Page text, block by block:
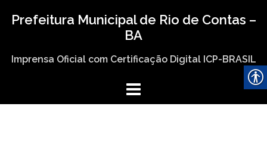
Prefeitura Municipal de Rio de Contas –
BA
Imprensa Oficial com Certificação Digital ICP-BRASIL